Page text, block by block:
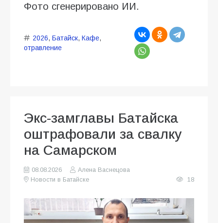
Фото сгенерировано ИИ.
2026, Батайск, Кафе,
отравление
Экс-замглавы Батайска
оштрафовали за свалку
на Самарском
08.08.2026
Алена Васнецова
Новости в Батайске
18